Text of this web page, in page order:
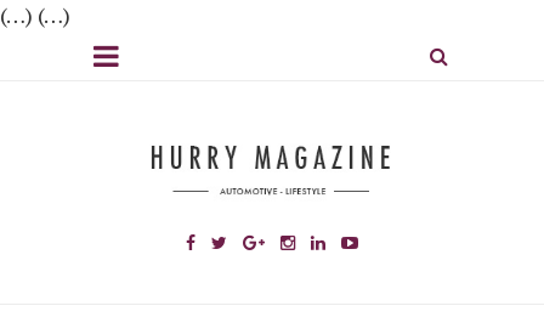
(…) (…)